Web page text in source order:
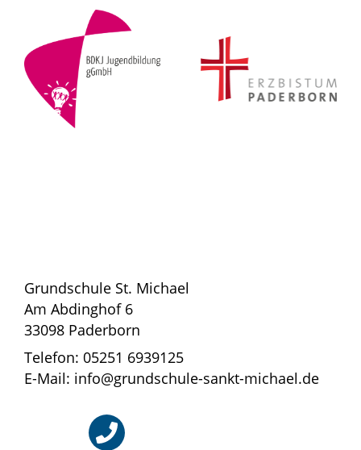
Grundschule St. Michael
Am Abdinghof 6
33098 Paderborn
Telefon: 05251 6939125
E-Mail: info@grundschule-sankt-michael.de